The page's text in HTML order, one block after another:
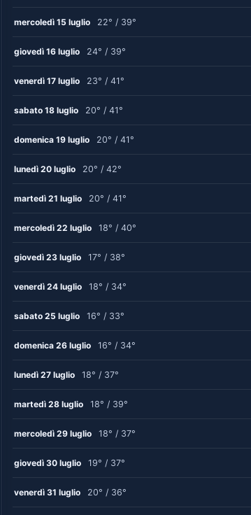
mercoledì 15 luglio 22° / 39°
giovedì 16 luglio 24° / 39°
venerdì 17 luglio 23° / 41°
sabato 18 luglio 20° / 41°
domenica 19 luglio 20° / 41°
lunedì 20 luglio 20° / 42°
martedì 21 luglio 20° / 41°
mercoledì 22 luglio 18° / 40°
giovedì 23 luglio 17° / 38°
venerdì 24 luglio 18° / 34°
sabato 25 luglio 16° / 33°
domenica 26 luglio 16° / 34°
lunedì 27 luglio 18° / 37°
martedì 28 luglio 18° / 39°
mercoledì 29 luglio 18° / 37°
giovedì 30 luglio 19° / 37°
venerdì 31 luglio 20° / 36°